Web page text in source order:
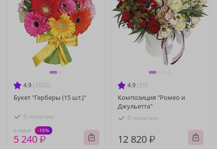
4.9 (1025)
Букет "Герберы (15 шт.)"
В наличии
6 160 ₽ -15%
5 240 ₽
4.9 (55)
Композиция "Ромео и
Джульетта"
В наличии
12 820 ₽